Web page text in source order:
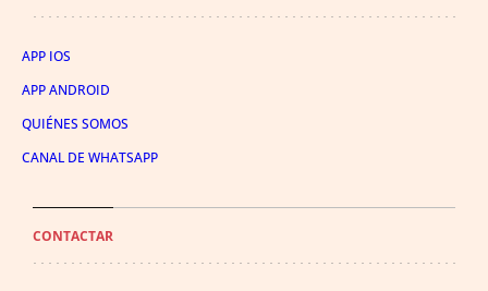
APP IOS
APP ANDROID
QUIÉNES SOMOS
CANAL DE WHATSAPP
CONTACTAR